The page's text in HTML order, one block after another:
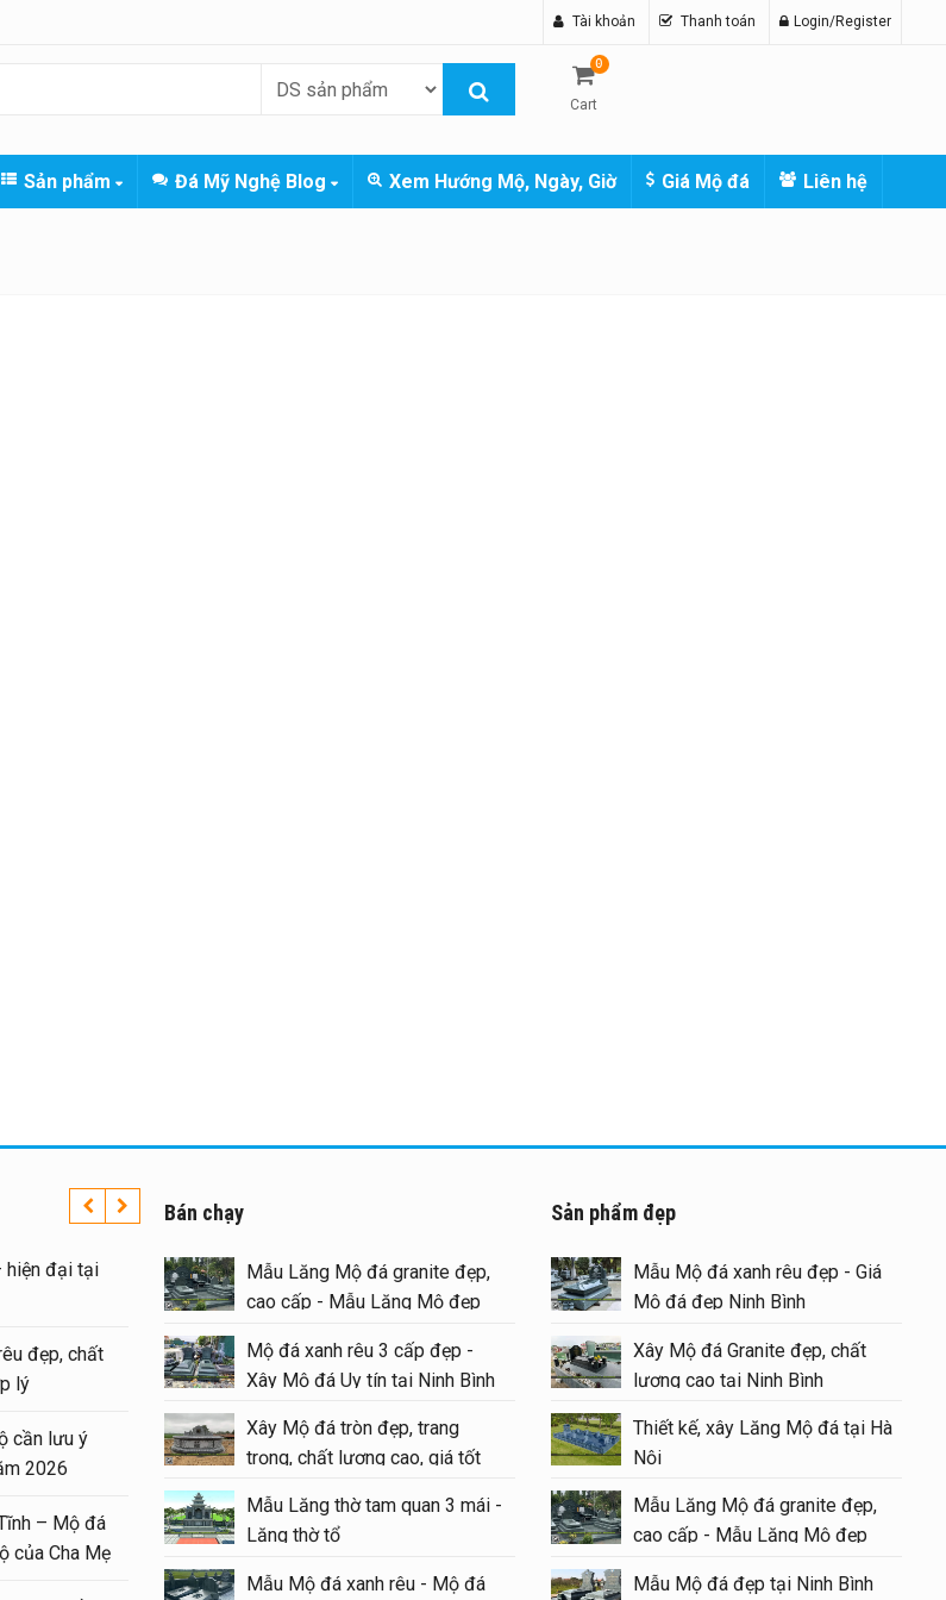
Tài khoản Thanh toán Login/Register
0
Cart
Sản phẩm Đá Mỹ Nghệ Blog Xem Hướng Mộ, Ngày, Giờ Giá Mộ đá Liên hệ
hiện đại tại
đẹp, chất
lý
cần lưu ý
2026
– Mộ đá
của Cha Mẹ
Bán chạy
Mẫu Lăng Mộ đá granite đẹp,
cao cấp - Mẫu Lăng Mộ đẹp
Mộ đá xanh rêu 3 cấp đẹp -
Xây Mộ đá Uy tín tại Ninh Bình
Xây Mộ đá tròn đẹp, trang
trọng, chất lượng cao, giá tốt
Mẫu Lăng thờ tam quan 3 mái -
Lăng thờ tổ
Mẫu Mộ đá xanh rêu - Mộ đá
Sản phẩm đẹp
Mẫu Mộ đá xanh rêu đẹp - Giá
Mộ đá đẹp Ninh Bình
Xây Mộ đá Granite đẹp, chất
lượng cao tại Ninh Bình
Thiết kế, xây Lăng Mộ đá tại Hà
Nội
Mẫu Lăng Mộ đá granite đẹp,
cao cấp - Mẫu Lăng Mộ đẹp
Mẫu Mộ đá đẹp tại Ninh Bình